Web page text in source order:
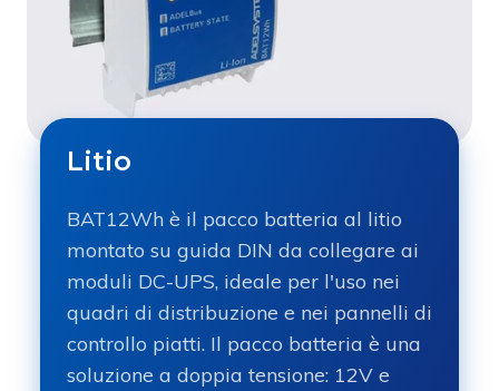
Litio
BAT12Wh è il pacco batteria al litio
montato su guida DIN da collegare ai
moduli DC-UPS, ideale per l'uso nei
quadri di distribuzione e nei pannelli di
controllo piatti. Il pacco batteria è una
soluzione a doppia tensione: 12V e